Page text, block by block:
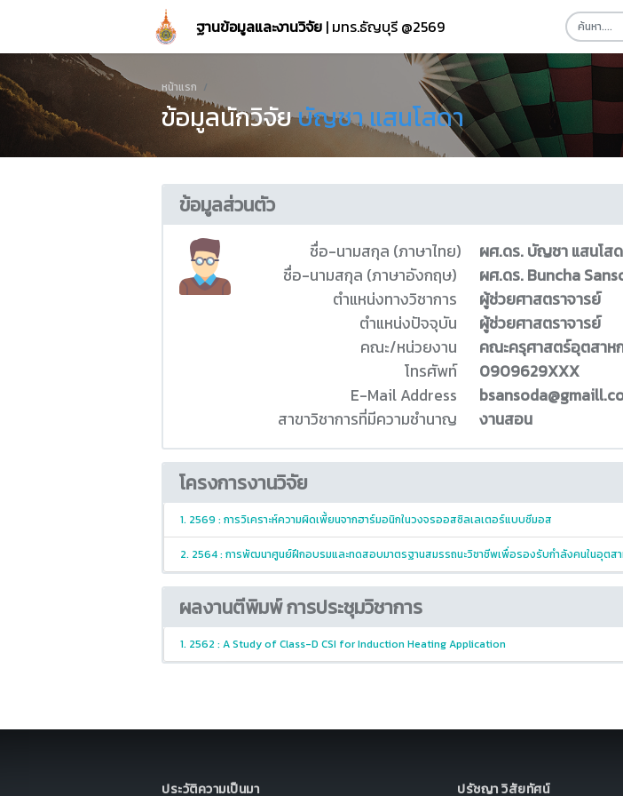
ฐานข้อมูลและงานวิจัย | มทร.ธัญบุรี @2569
หน้าแรก
ข้อมูลนักวิจัยบัญชา แสนโสดา
ข้อมูลส่วนตัว
ชื่อ-นามสกุล (ภาษาไทย)
ผศ.ดร. บัญชา แสนโส
ชื่อ-นามสกุล (ภาษาอังกฤษ)
ผศ.ดร. Buncha
ตำแหน่งทางวิชาการ
ผู้ช่วยศาสตราจารย์
ตำแหน่งปัจจุบัน
ผู้ช่วยศาสตราจารย์
คณะ/หน่วยงาน
คณะครุศาสตร์อุตสาห
โทรศัพท์
0909629XXX
E-Mail Address
สาขาวิชาการที่มีความชำนาญ
งานสอน
โครงการงานวิจัย
1. 2569 : การวิเคราะห์ความผิดเพี้ยนจากฮาร์มอนิกในวงจรออสซิลเลเตอร์แบบซีมอส
2. 2564 : การพัฒนาศูนย์ฝึกอบรมและทดสอบมาตรฐานสมรรถนะวิชาชีพเพื่อรองรับกำลังคนในอุตส
ผลงานตีพิมพ์ การประชุมวิชาการ
1. 2562 : A Study of Class-D CSI for Induction Heating Application
ประวัติความเป็นมา ปรัชญา วิสัยทัศน์